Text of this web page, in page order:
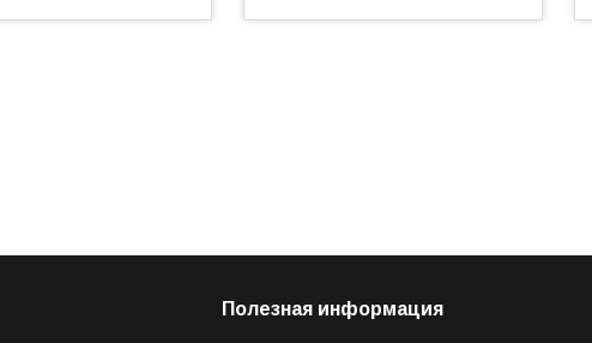
Полезная информация